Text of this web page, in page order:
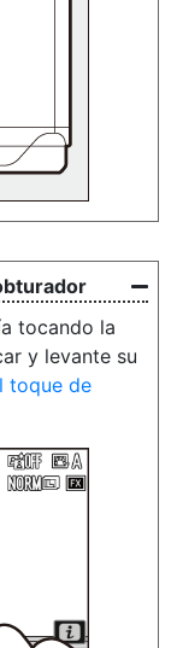
tocando la
y levante su
toque de